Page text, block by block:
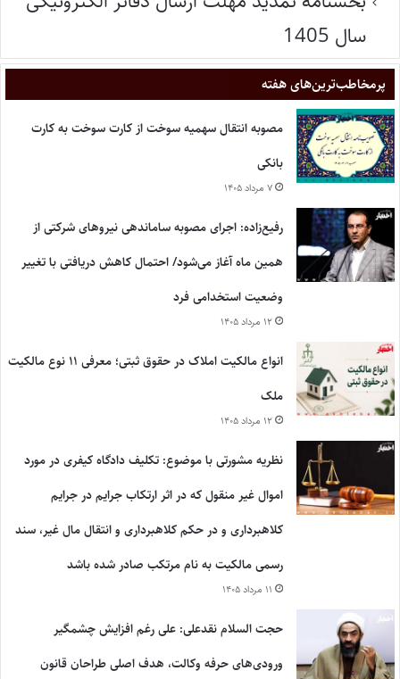
سال 1405
پر‌مخاطب‌ترین‌های هفته
مصوبه انتقال سهمیه سوخت از کارت سوخت به کارت
بانکی
۷ مرداد ۱۴۰۵
رفیع‌زاده: اجرای مصوبه ساماندهی نیروهای شرکتی از
همین ماه آغاز می‌شود/ احتمال کاهش دریافتی با تغییر
وضعیت استخدامی فرد
۱۲ مرداد ۱۴۰۵
انواع مالکیت املاک در حقوق ثبتی؛ معرفی ۱۱ نوع مالکیت
ملک
۱۲ مرداد ۱۴۰۵
نظریه مشورتی با موضوع: تکلیف دادگاه کیفری در مورد
اموال غیر منقول که در اثر ارتکاب جرایم در جرایم
کلاهبرداری و در حکم کلاهبرداری و انتقال مال غیر، سند
رسمی مالکیت به نام مرتکب صادر شده باشد
۱۱ مرداد ۱۴۰۵
حجت السلام نقدعلی: علی رغم افزایش چشمگیر
ورودی‌های حرفه وکالت، هدف اصلی طراحان قانون